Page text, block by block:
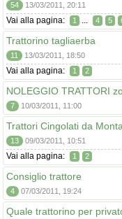
54 13/03/2011, 20:11
Vai alla pagina: 1 ... 4 5
Trattorino tagliaerba
11 13/03/2011, 18:50
Vai alla pagina: 1 2
NOLEGGIO TRATTORI
7 10/03/2011, 11:00
Trattori Cingolati da
13 09/03/2011, 10:51
Vai alla pagina: 1 2
Consiglio trattore
4 07/03/2011, 19:24
Quale trattorino per